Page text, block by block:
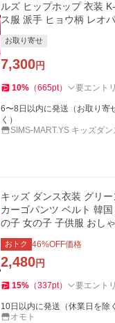
ルズ ヒップホップ 衣装
ス服 派手 ヒョウ柄 レオ
お取り寄せ
7,300円
10% （665pt） 要エント
6〜8日以内に発送（お取り寄
く）
SIMS-MART.YS キッズダン
キッズ ダンス衣装 グリ
カーゴパンツ ベルト 韓
の子 女の子 子供服 おし
練習 普段着 夏
おトク 46%OFF価格
2,480円
15% （337pt） 要エント
10日以内に発送（休業日を除
オモト